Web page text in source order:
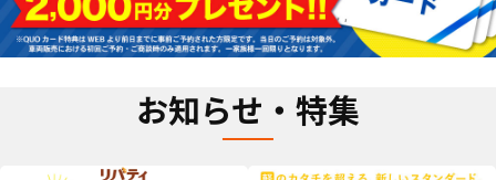
お知らせ・特集